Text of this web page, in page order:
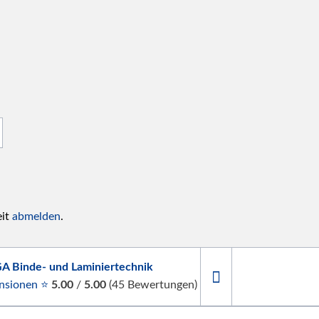
abmelden.
Binde- und Laminiertechnik
⭐ 5.00/ 5.00(45Bewertungen)